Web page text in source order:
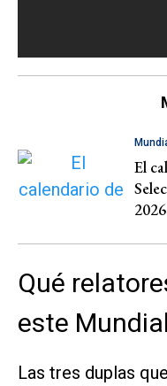
El
Qué
este
Las tres duplas